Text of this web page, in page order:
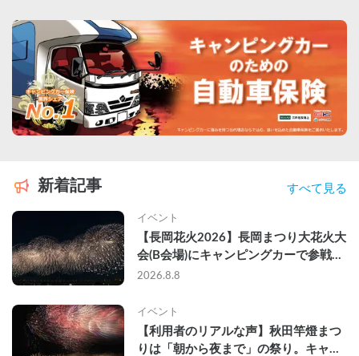
新着記事 すべて見る
イベント
【長岡花火2026】長岡まつり大花火大
会(B会場)にキャンピングカーで参戦し
て、長岡駅前で車中泊してきた
2026.8.8
イベント
【利用者のリアルな声】秋田竿燈まつ
りは「朝から夜まで」の祭り。キャン